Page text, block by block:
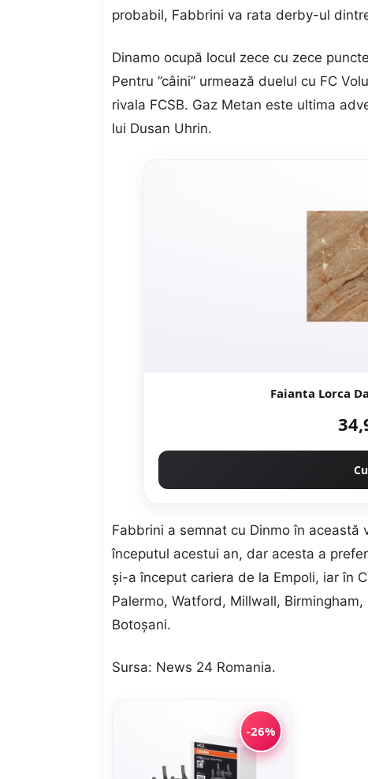
probabil, Fabbrini va rata derby-ul
Dinamo ocupă locul zece cu zece
Pentru ”câini” urmează duelul cu FC
rivala FCSB. Gaz Metan este ultima
lui Dusan Uhrin.
Fabbrini a semnat cu Dinmo în această
începutul acestui an, dar acesta a
şi-a început cariera de la Empoli, iar în
Palermo, Watford, Millwall,
Botoşani.
Sursa: News 24 Romania.
-26%